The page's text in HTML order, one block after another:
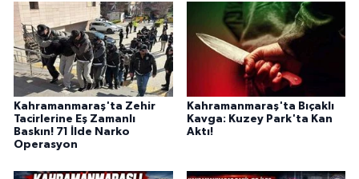
Kahramanmaraş'ta Zehir
Tacirlerine Eş Zamanlı
Baskın! 71 İlde Narko
Operasyon
Kahramanmaraş'ta Bıçaklı
Kavga: Kuzey Park'ta Kan
Aktı!
MİZAH
TARİH
Genel
Politika